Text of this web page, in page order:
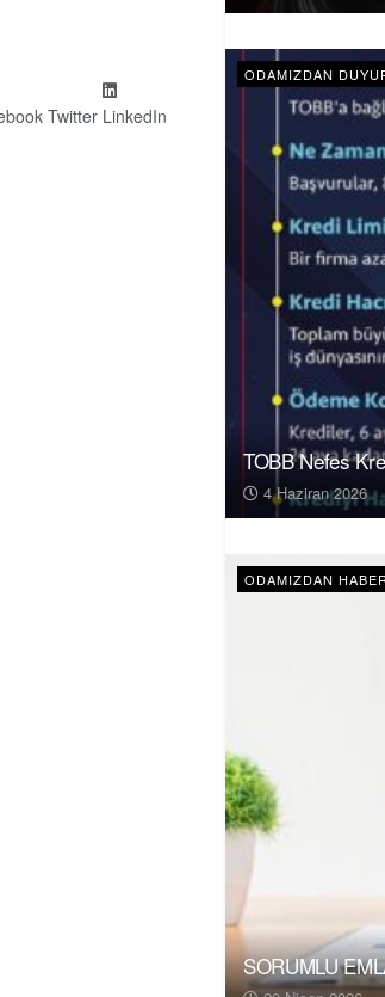
Twitter LinkedIn
ODAMIZDAN
TOBB Nefes
4 Haziran 2026
ODAMIZDAN
SORUMLU